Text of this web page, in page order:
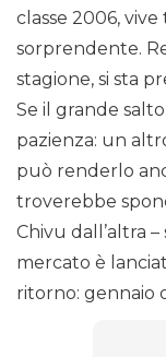
classe 2006,
sorprendente.
stagione, si sta
Se il grande
pazienza: un
può renderlo
troverebbe
Chivu dall’altra
mercato è
ritorno: gennaio